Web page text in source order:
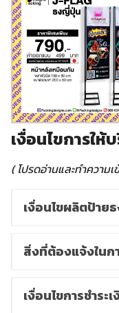
เงื่อนไขการใ
( โปรดอ่านและทำความ
เงื่อนไขผลิตป้าย
สิ่งที่ต้องแจ้งใน
เงื่อนไขการชำระเ